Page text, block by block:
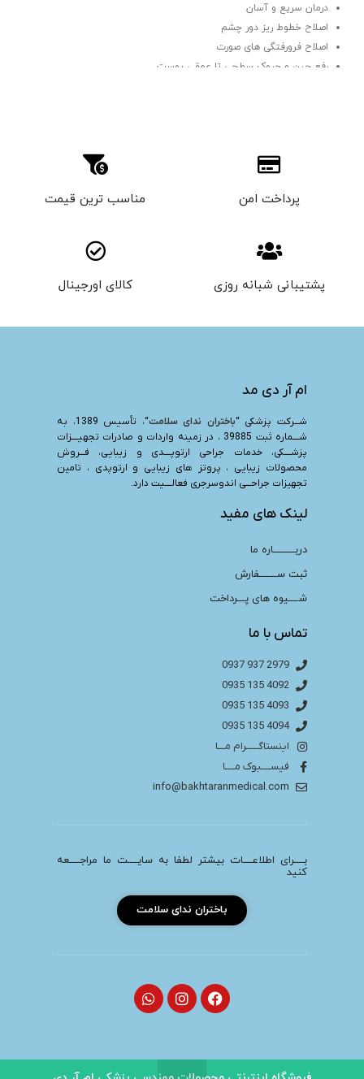
درمان سریع و آسان
اصلاح خطوط ریز دور چشم
اصلاح فرورفتگی های صورت
رفع چین و چروک سطحی تا عمقی پوست
پرداخت امن مناسب ترین قیمت
پشتیبانی شبانه روزی کالای اورجینال
ام آر دی مد
شـــرکت پزشکی “باختران ندای سلامت
“، تأسیس 1389، به
شــــماره ثبت 39885 ، در زمینه واردات و صادرات تجهیــــزات
پزشــــکی، خدمات جراحی ارتوپــــدی و زیبایی، فـــروش
محصولات زیبایی ، پروتز های زیبایی و ارتوپدی ، تامین
تجهیزات جراحـــی اندوسرجری فعالــــیت دارد.
لینک های مفید
دربـــــــــاره ما
ثبت ســـــــفارش
شــــیوه های پـــرداخت
تماس با ما
2979 937 0937
4092 135 0935
4093 135 0935
4094 135 0935
اینستاگـــــرام مـــا
فیســــبوک مــــا
info@bakhtaranmedical.com
بــــرای اطلاعــــات بیشتر لطفا به سایــــت ما مراجــــعه
کنید
باختران ندای سلامت